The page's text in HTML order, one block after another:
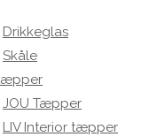
Drikkeglas
Skåle
JOU Tæpper
LIV Interior tæpper